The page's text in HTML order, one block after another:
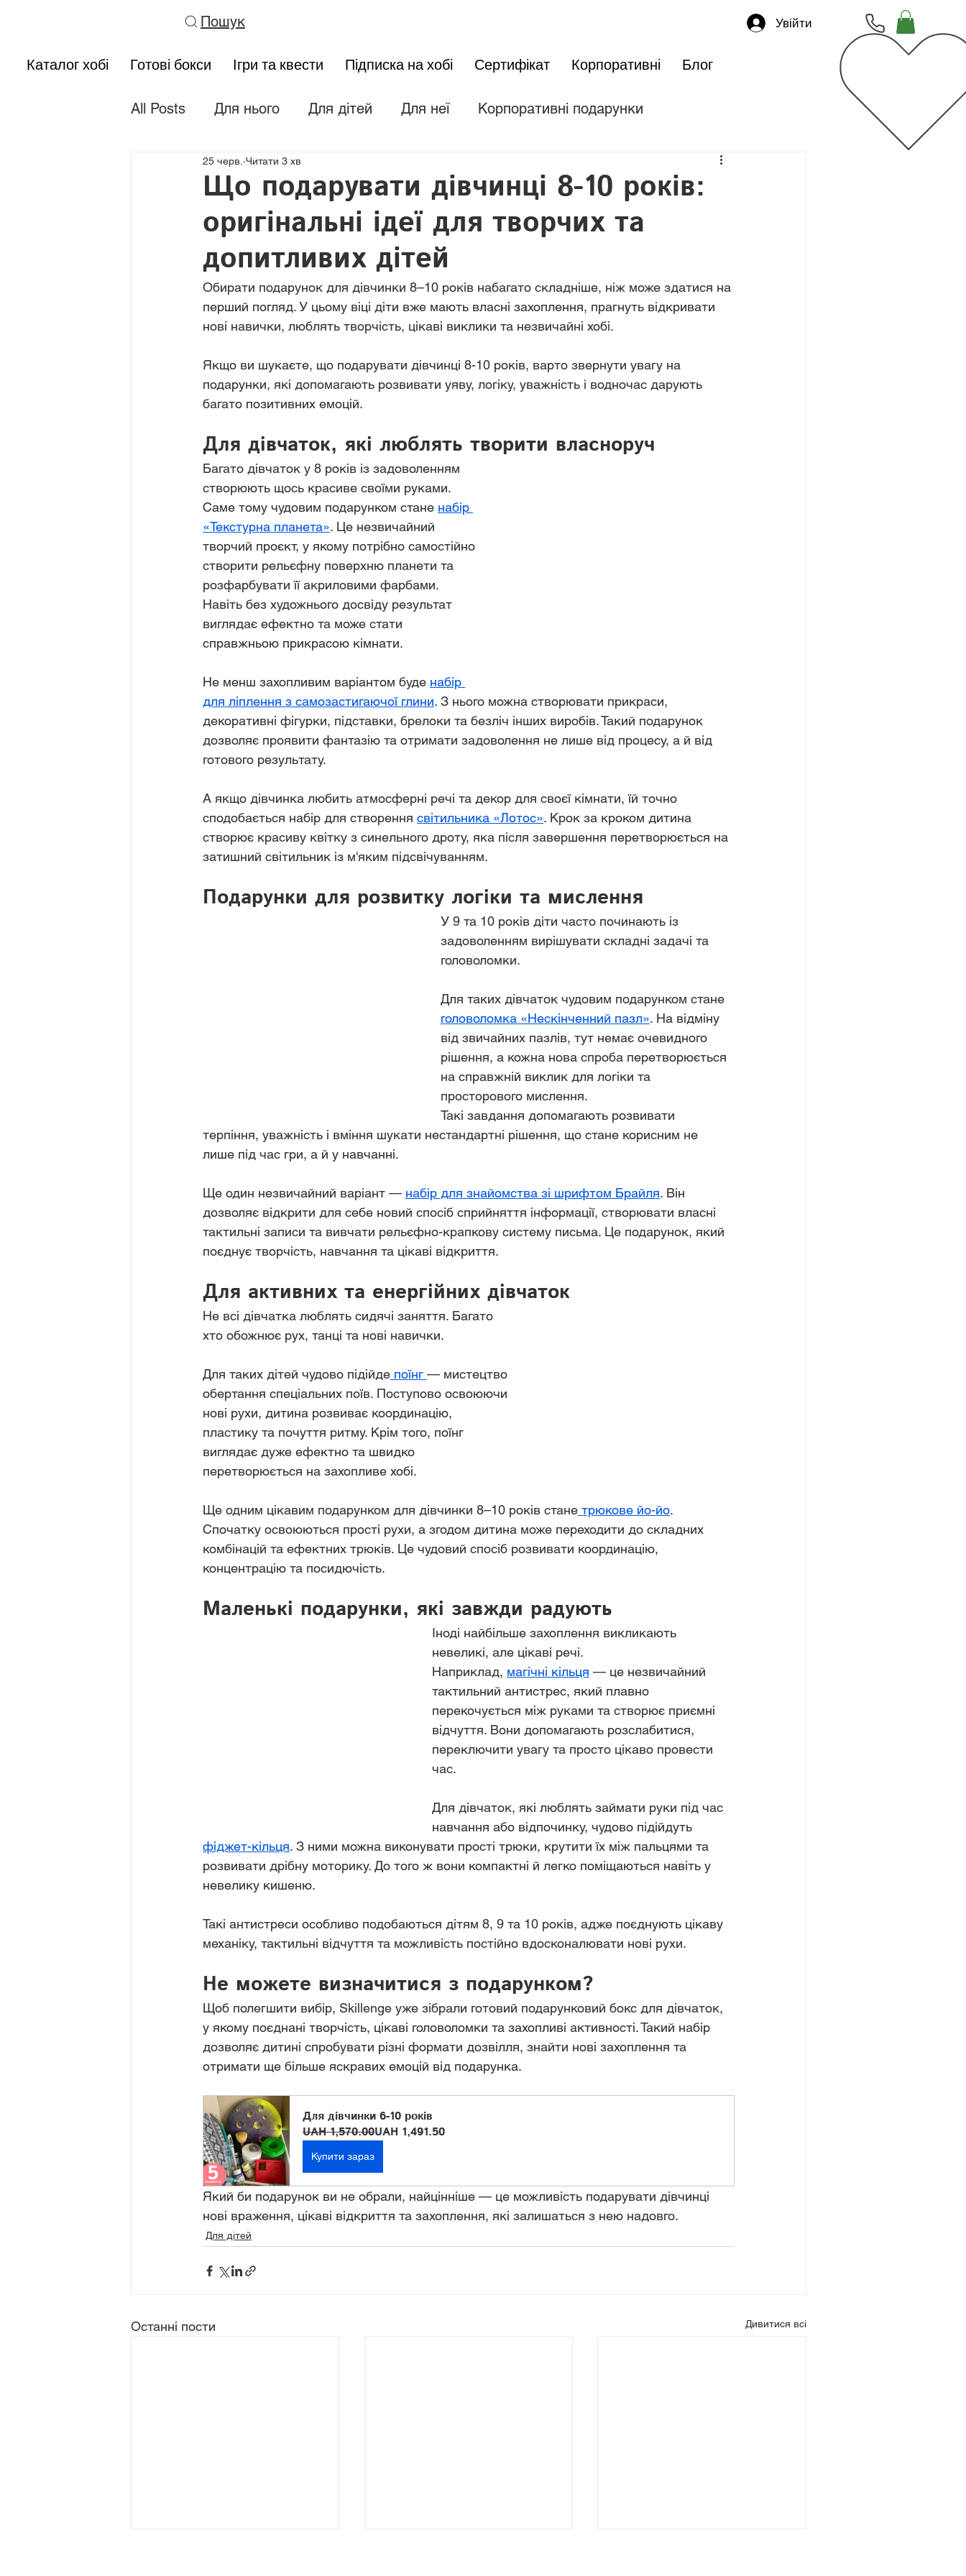
Пошук Увійти
Каталог хобі Готові бокси Ігри та квести Підписка на хобі Сертифікат Корпоративні Блог
All Posts Для нього Для дітей Для неї Корпоративні подарунки
Тематичні подарунки
Що подарувати дівчинці 8-10 років:
оригінальні ідеї для творчих та
допитливих дітей
25 черв. Читати 3 хв
Обирати подарунок для дівчинки 8–10 років набагато складніше, ніж може здатися на
перший погляд. У цьому віці діти вже мають власні захоплення, прагнуть відкривати
нові навички, люблять творчість, цікаві виклики та незвичайні хобі.
Якщо ви шукаєте, що подарувати дівчинці 8-10 років, варто звернути увагу на
подарунки, які допомагають розвивати уяву, логіку, уважність і водночас дарують
багато позитивних емоцій.
Для дівчаток, які люблять творити власноруч
Багато дівчаток у 8 років із задоволенням
створюють щось красиве своїми руками.
Саме тому чудовим подарунком стане набір
«Текстурна планета». Це незвичайний
творчий проєкт, у якому потрібно самостійно
створити рельєфну поверхню планети та
розфарбувати її акриловими фарбами.
Навіть без художнього досвіду результат
виглядає ефектно та може стати
справжньою прикрасою кімнати.
Не менш захопливим варіантом буде набір
для ліплення з самозастигаючої глини. З нього можна створювати прикраси,
декоративні фігурки, підставки, брелоки та безліч інших виробів. Такий подарунок
дозволяє проявити фантазію та отримати задоволення не лише від процесу, а й від
готового результату.
А якщо дівчинка любить атмосферні речі та декор для своєї кімнати, їй точно
сподобається набір для створення світильника «Лотос». Крок за кроком дитина
створює красиву квітку з синельного дроту, яка після завершення перетворюється на
затишний світильник із м'яким підсвічуванням.
Подарунки для розвитку логіки та мислення
У 9 та 10 років діти часто починають із
задоволенням вирішувати складні задачі та
головоломки.
Для таких дівчаток чудовим подарунком стане
головоломка «Нескінченний пазл». На відміну
від звичайних пазлів, тут немає очевидного
рішення, а кожна нова спроба перетворюється
на справжній виклик для логіки та
просторового мислення.
Такі завдання допомагають розвивати
терпіння, уважність і вміння шукати нестандартні рішення, що стане корисним не
лише під час гри, а й у навчанні.
Ще один незвичайний варіант — набір для знайомства зі шрифтом Брайля. Він
дозволяє відкрити для себе новий спосіб сприйняття інформації, створювати власні
тактильні записи та вивчати рельєфно-крапкову систему письма. Це подарунок, який
поєднує творчість, навчання та цікаві відкриття.
Для активних та енергійних дівчаток
Не всі дівчатка люблять сидячі заняття. Багато
хто обожнює рух, танці та нові навички.
Для таких дітей чудово підійде поїнг — мистецтво
обертання спеціальних поїв. Поступово освоюючи
нові рухи, дитина розвиває координацію,
пластику та почуття ритму. Крім того, поїнг
виглядає дуже ефектно та швидко
перетворюється на захопливе хобі.
Ще одним цікавим подарунком для дівчинки 8–10 років стане трюкове йо-йо.
Спочатку освоюються прості рухи, а згодом дитина може переходити до складних
комбінацій та ефектних трюків. Це чудовий спосіб розвивати координацію,
концентрацію та посидючість.
Маленькі подарунки, які завжди радують
Іноді найбільше захоплення викликають
невеликі, але цікаві речі.
Наприклад, магічні кільця — це незвичайний
тактильний антистрес, який плавно
перекочується між руками та створює приємні
відчуття. Вони допомагають розслабитися,
переключити увагу та просто цікаво провести
час.
Для дівчаток, які люблять займати руки під час
навчання або відпочинку, чудово підійдуть
фіджет-кільця. З ними можна виконувати прості трюки, крутити їх між пальцями та
розвивати дрібну моторику. До того ж вони компактні й легко поміщаються навіть у
невелику кишеню.
Такі антистреси особливо подобаються дітям 8, 9 та 10 років, адже поєднують цікаву
механіку, тактильні відчуття та можливість постійно вдосконалювати нові рухи.
Не можете визначитися з подарунком?
Щоб полегшити вибір, Skillenge уже зібрали готовий подарунковий бокс для дівчаток,
у якому поєднані творчість, цікаві головоломки та захопливі активності. Такий набір
дозволяє дитині спробувати різні формати дозвілля, знайти нові захоплення та
отримати ще більше яскравих емоцій від подарунка.
Для дівчинки 6-10 років
UAH 1,570.00UAH 1,491.50
Купити зараз
Який би подарунок ви не обрали, найцінніше — це можливість подарувати дівчинці
нові враження, цікаві відкриття та захоплення, які залишаться з нею надовго.
Для дітей
Останні пости Дивитися всі